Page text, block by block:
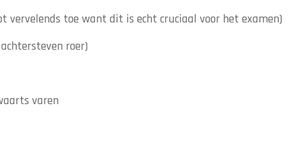
vervelends toe want dit is echt cruciaal voor het examen)
roer)
varen